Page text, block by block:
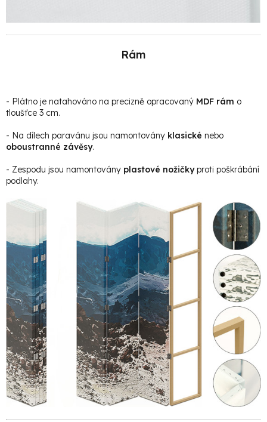
Rám
- Plátno je natahováno na precizně opracovaný MDF rám o
tloušťce 3 cm.
- Na dílech paravánu jsou namontovány klasické nebo
oboustranné závěsy.
- Zespodu jsou namontovány plastové nožičkyproti poškrábání
podlahy.